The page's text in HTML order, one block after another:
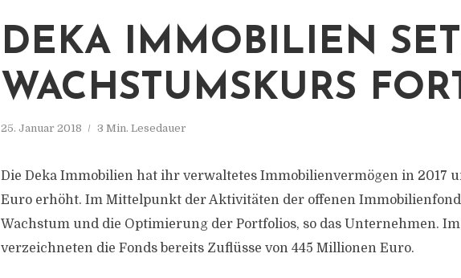
DEKA IMMOBILIEN
WACHSTUMSKURS
25. Januar 2018 3 Min. Lesedauer
Die Deka Immobilien hat ihr verwaltetes Immobilienvermögen in 2017
Euro erhöht. Im Mittelpunkt der Aktivitäten der offenen
Wachstum und die Optimierung der Portfolios, so das Unternehmen.
verzeichneten die Fonds bereits Zuflüsse von 445 Millionen Euro.